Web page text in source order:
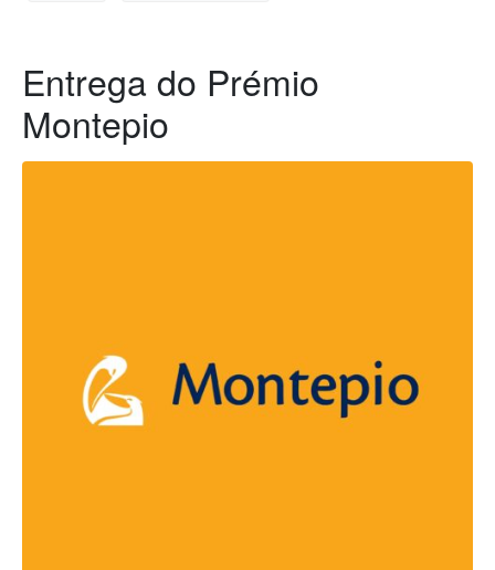
Entrega do Prémio
Montepio